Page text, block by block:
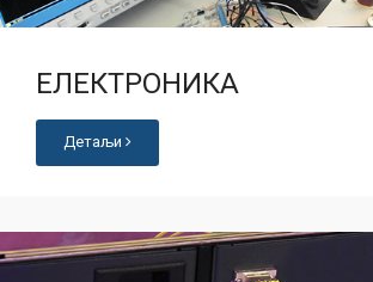
ЕЛЕКТРОНИКА
Детаљи